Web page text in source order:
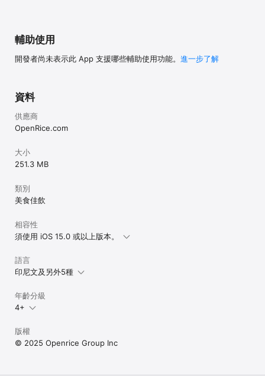
輔助使用
開發者尚未表示此 App 支援哪些輔助使用功能。 進一步了解
資料
供應商
OpenRice.com
大小
251.3 MB
類別
美食佳飲
相容性
須使用 iOS 15.0 或以上版本。
語言
印尼文及另外5種
年齡分級
4+
版權
© 2025 Openrice Group Inc